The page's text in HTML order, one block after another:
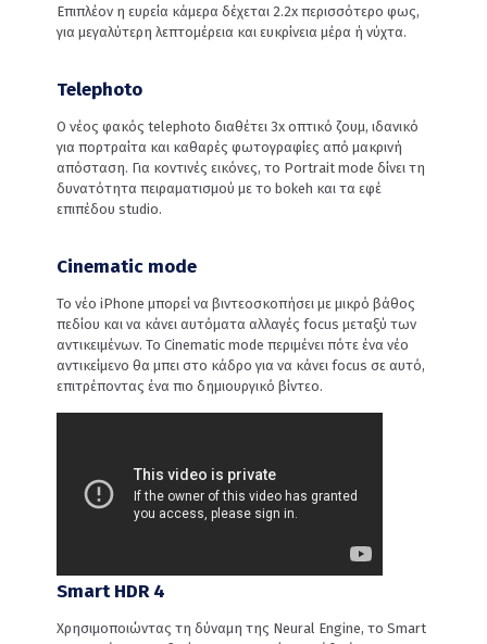
Επιπλέον η ευρεία κάμερα δέχεται 2.2x περισσότερο φως,
για μεγαλύτερη λεπτομέρεια και ευκρίνεια μέρα ή νύχτα.
Telephoto
Ο νέος φακός telephoto διαθέτει 3x οπτικό ζουμ, ιδανικό
για πορτραίτα και καθαρές φωτογραφίες από μακρινή
απόσταση. Για κοντινές εικόνες, το Portrait mode δίνει τη
δυνατότητα πειραματισμού με το bokeh και τα εφέ
επιπέδου studio.
Cinematic mode
Το νέο iPhone μπορεί να βιντεοσκοπήσει με μικρό βάθος
πεδίου και να κάνει αυτόματα αλλαγές focus μεταξύ των
αντικειμένων. Το Cinematic mode περιμένει πότε ένα νέο
αντικείμενο θα μπει στο κάδρο για να κάνει focus σε αυτό,
επιτρέποντας ένα πιο δημιουργικό βίντεο.
Smart HDR 4
Χρησιμοποιώντας τη δύναμη της Neural Engine, το Smart